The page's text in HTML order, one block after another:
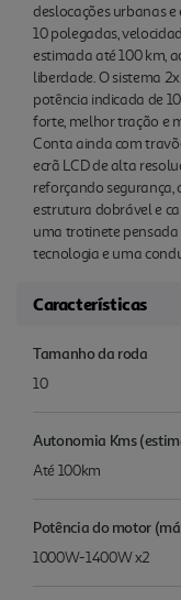
deslocações urbanas e
10 polegadas,
estimada até 100 km,
liberdade. O sistema
potência indicada de
forte, melhor tração e
Conta ainda com
ecrã LCD de alta
reforçando segurança,
estrutura dobrável e
uma trotinete
tecnologia e uma
Características
Tamanho da roda
10
Autonomia Kms
Até 100km
Potência do motor
1000W-1400W x2